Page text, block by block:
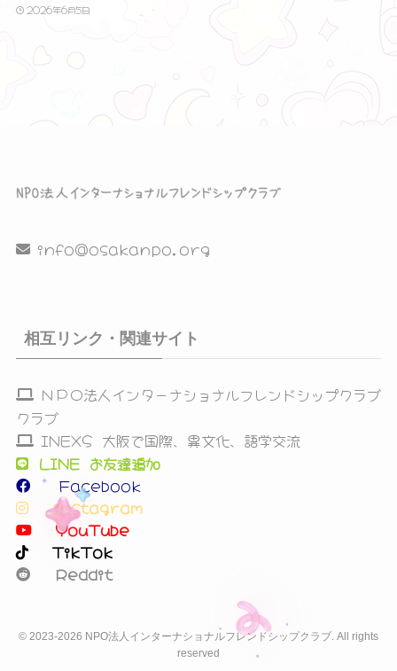
2026年6月5日
info@osakanpo.org
相互リンク・関連サイト
ＮＰＯ法人インターナショナルフレンドシップクラブ
クラブ
INEXS 大阪で国際、異文化、語学交流
LINE お友達追加
Facebook
instagram
YouTube
TikTok
Reddit
© 2023-2026 NPO法人インターナショナルフレンドシップクラブ. All rights
reserved